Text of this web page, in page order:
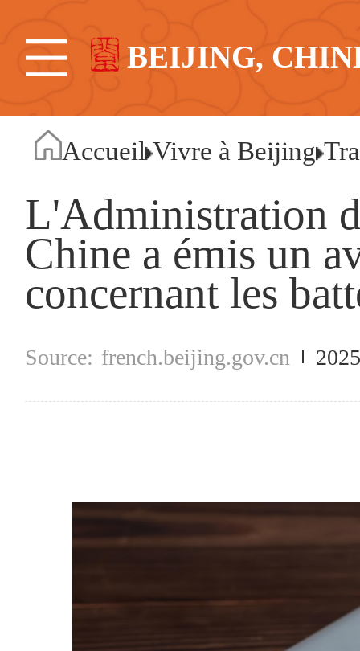
BEIJING,
Accueil Vivre à Beijing
L'Administration
Chine a émis un
concernant les
french.beijing.gov.cn